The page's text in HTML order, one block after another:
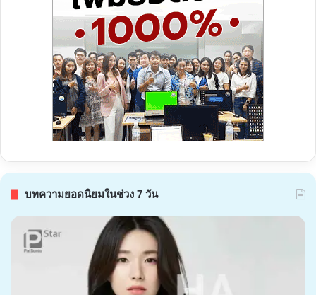
บทความยอดนิยมในช่วง 7 วัน